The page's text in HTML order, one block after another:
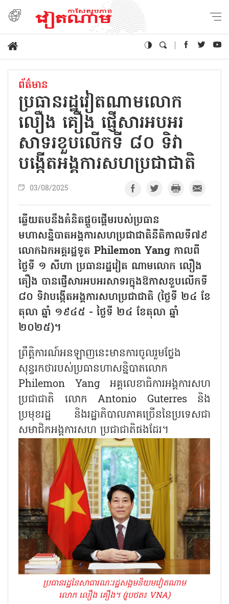
ព័ត៌មាន
ប្រធានរដ្ឋវៀតណាមលោក
លឿង គឿង ផ្ញើសារអបអរ
សាទរខួបលើកទី ៨០ ទិវា
បង្កើតអង្គការសហប្រជាជាតិ
03/08/2025
ឆ្លើយតបនឹងគំនិតផ្តួចផ្តើមរបស់ប្រធាន
មហាសន្និបាតអង្គការសហប្រជាជាតិនីតិកាលទី៧៩
លោកឯកអគ្គរដ្ឋទូត Philemon Yang កាលពី
ថ្ងៃទី ១ សីហា ប្រធានរដ្ឋវៀត ណាមលោក លឿង
គឿង បានផ្ញើសារអបអរសាទរក្នុងឱកាសខួបលើកទី
៨០ ទិវាបង្កើតអង្គការសហប្រជាជាតិ (ថ្ងៃទី ២៤ ខែ
តុលា ឆ្នាំ ១៩៤៥ - ថ្ងៃទី ២៤ ខែតុលា ឆ្នាំ
២០២៥)។
ព្រឹត្តិការណ៍អនឡាញនេះមានការចូលរួមថ្លែង
សុន្ទរកថារបស់ប្រធានហាសន្និបាតលោក
Philemon Yang អគ្គលេខាធិការអង្គការសហ
ប្រជាជាតិ លោក Antonio Guterres និង
ប្រមុខរដ្ឋ និងរដ្ឋាភិបាលភាគច្រើននៃប្រទេសជា
សមាជិកអង្គការសហ ប្រជាជាតិផងដែរ។
ប្រធានរដ្ឋនៃសាធារណៈរដ្ឋសង្គមនិយមវៀតណាម
លោក លឿង គឿង។ (រូបថត៖ VNA)